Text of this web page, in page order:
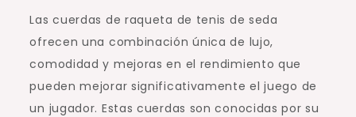
Las cuerdas de raqueta de tenis de seda
ofrecen una combinación única de lujo,
comodidad y mejoras en el rendimiento que
pueden mejorar significativamente el juego de
un jugador. Estas cuerdas son conocidas por su